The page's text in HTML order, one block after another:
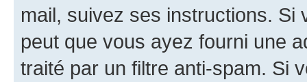
mail, suivez ses instructions. Si
peut que vous ayez fourni une
traité par un filtre anti-spam. Si